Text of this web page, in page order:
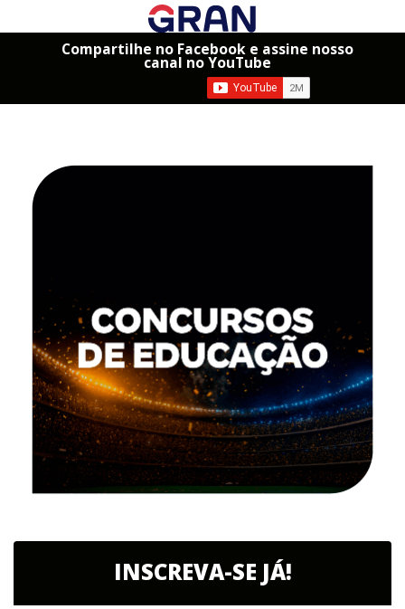
Compartilhe no Facebook e assine nosso
canal no YouTube
INSCREVA-SE JÁ!